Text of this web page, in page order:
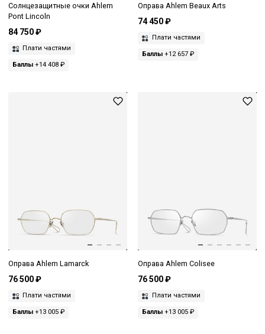
Солнцезащитные очки Ahlem
Pont Lincoln
84 750 ₽
Плати частями
Баллы +14 408 ₽
Оправа Ahlem Beaux Arts
74 450 ₽
Плати частями
Баллы+12 657 ₽
Оправа Ahlem Lamarck
76 500 ₽
Плати частями
Баллы +13 005 ₽
Оправа Ahlem Colisee
76 500 ₽
Плати частями
Баллы+13 005 ₽